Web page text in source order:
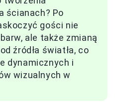
ścianach? Po
gości nie
ale także zmianą
źródła światła, co
dynamicznych i
wizualnych w